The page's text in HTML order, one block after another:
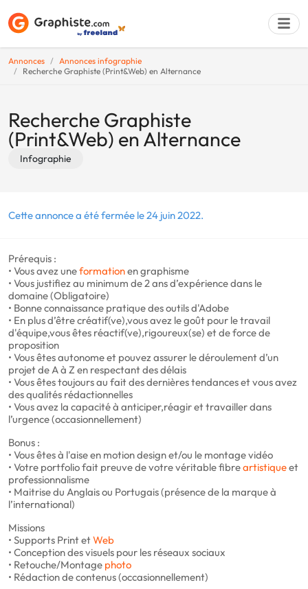
Annonces
Annonces infographie
Recherche Graphiste (Print&Web) en Alternance
Recherche Graphiste
(Print&Web) en Alternance
Infographie
Cette annonce a été fermée le 24 juin 2022.
Prérequis :
• Vous avez uneformationen graphisme
• Vous justifiez au minimum de 2 ans d’expérience dans le
domaine (Obligatoire)
• Bonne connaissance pratique des outils d'Adobe
• En plus d’être créatif(ve),vous avez le goût pour le travail
d'équipe,vous êtes réactif(ve),rigoureux(se) et de force de
proposition
• Vous êtes autonome et pouvez assurer le déroulement d’un
projet de A à Z en respectant des délais
• Vous êtes toujours au fait des dernières tendances et vous avez
des qualités rédactionnelles
• Vous avez la capacité à anticiper,réagir et travailler dans
l’urgence (occasionnellement)
Bonus :
• Vous êtes à l'aise en motion design et/ou le montage vidéo
• Votre portfolio fait preuve de votre véritable fibreartistiqueet
professionnalisme
• Maitrise du Anglais ou Portugais (présence de la marque à
l’international)
Missions
• Supports Print etWeb
• Conception des visuels pour les réseaux sociaux
• Retouche/Montage photo
• Rédaction de contenus (occasionnellement)